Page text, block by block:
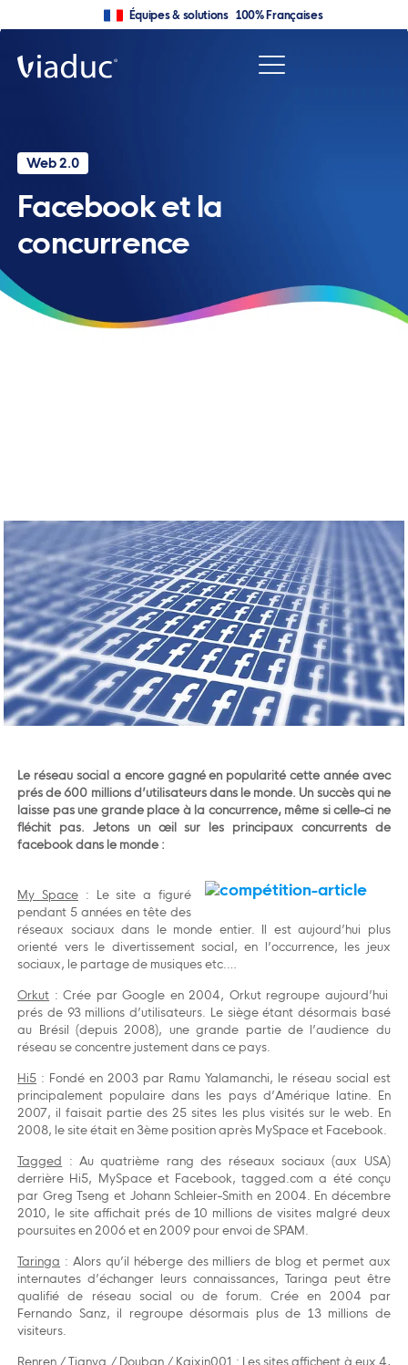
Équipes & solutions 100% Françaises
Web 2.0
Facebook et la
concurrence
Le réseau social a encore gagné en popularité cette année avec
prés de 600 millions d’utilisateurs dans le monde. Un succès qui ne
laisse pas une grande place à la concurrence, même si celle-ci ne
fléchit pas. Jetons un œil sur les principaux concurrents de
facebook dans le monde :
My Space: Le site a figuré
pendant 5 années en tête des
réseaux sociaux dans le monde entier. Il est aujourd’hui plus
orienté vers le divertissement social, en l’occurrence, les jeux
sociaux, le partage de musiques etc.…
Orkut : Crée par Google en 2004, Orkut regroupe aujourd’hui
prés de 93 millions d’utilisateurs. Le siège étant désormais basé
au Brésil (depuis 2008), une grande partie de l’audience du
réseau se concentre justement dans ce pays.
Hi5 : Fondé en 2003 par Ramu Yalamanchi, le réseau social est
principalement populaire dans les pays d’Amérique latine. En
2007, il faisait partie des 25 sites les plus visités sur le web. En
2008, le site était en 3ème position après MySpace et Facebook.
Tagged : Au quatrième rang des réseaux sociaux (aux USA)
derrière Hi5, MySpace et Facebook, tagged.com a été conçu
par Greg Tseng et Johann Schleier-Smith en 2004. En décembre
2010, le site affichait prés de 10 millions de visites malgré deux
poursuites en 2006 et en 2009 pour envoi de SPAM.
Taringa : Alors qu’il héberge des milliers de blog et permet aux
internautes d’échanger leurs connaissances, Taringa peut être
qualifié de réseau social ou de forum. Crée en 2004 par
Fernando Sanz, il regroupe désormais plus de 13 millions de
visiteurs.
Renren / Tianya / Douban / Kaixin001 : Les sites affichent à eux 4,